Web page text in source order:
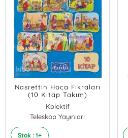
Nasrettin Hoca Fıkraları
(10 Kitap Takım)
Kolektif
Teleskop Yayınları
Stok : 1+